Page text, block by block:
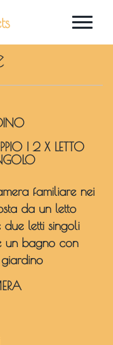
|2 X LETTO
familiare nei
da un letto
letti singoli
un bagno con